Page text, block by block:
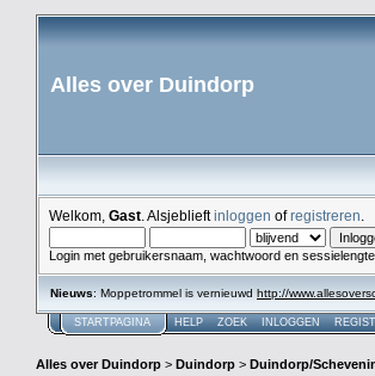
Alles over Duindorp
Welkom, Gast . Alsjeblieftinloggen ofregistreren
Login met gebruikersnaam, wachtwoord en sessielengte
Nieuws: Moppetrommel is vernieuwd http://
STARTPAGINA HELP ZOEK INLOGGEN
Alles over Duindorp > Duindorp > Duindorp/